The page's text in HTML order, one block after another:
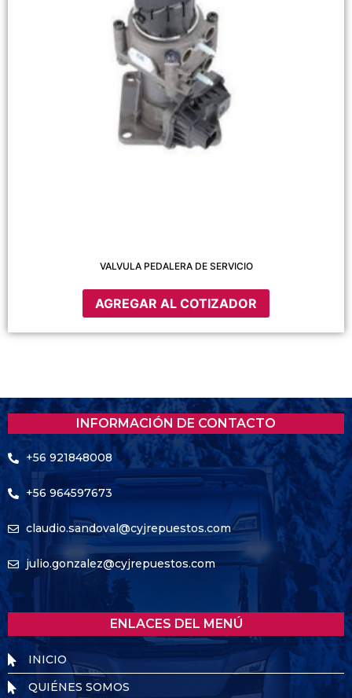
VALVULA PEDALERA DE SERVICIO
AGREGAR AL COTIZADOR
ENLACES DEL MENÚ
INICIO
QUIÉNES SOMOS
INFORMACIÓN DE CONTACTO
+56 921848008
+56 964597673
claudio.sandoval@cyjrepuestos.com
julio.gonzalez@cyjrepuestos.com